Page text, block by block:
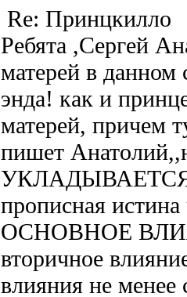
Re: Принцкилло
Ребята ,Сергей
матерей в данном
энда! как и
матерей, причем
пишет
прописная
ОСНОВНОЕ
вторичное
влияния не менее